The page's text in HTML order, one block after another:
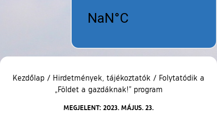
Kezdőlap / Hirdetmények, tájékoztatók / Folytatódik a
„Földet a gazdáknak!” program
MEGJELENT: 2023. MÁJUS. 23.